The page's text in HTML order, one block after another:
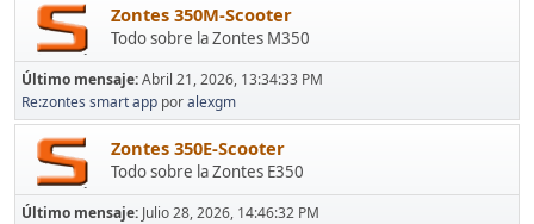
Zontes 350M-Scooter
Todo sobre la Zontes M350
Último mensaje:Abril 21, 2026, 13:34:33 PM
Re:zontes smart app poralexgm
Zontes 350E-Scooter
Todo sobre la Zontes E350
Último mensaje: Julio 28, 2026, 14:46:32 PM